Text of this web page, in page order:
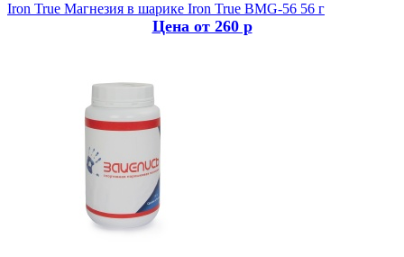
Iron True Магнезия в шарике Iron True BMG-56 56 г
Цена от 260 р